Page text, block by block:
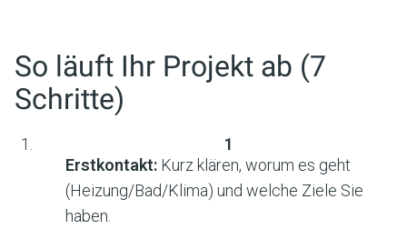
So läuft Ihr Projekt ab (7
Schritte)
Erstkontakt: Kurz klären, worum es geht
(Heizung/Bad/Klima) und welche Ziele Sie
haben.